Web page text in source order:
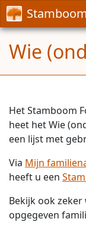
Wie
Het Stamboom
heet het Wie
een lijst met
Via Mijn
heeft u een
Bekijk ook
opgegeven